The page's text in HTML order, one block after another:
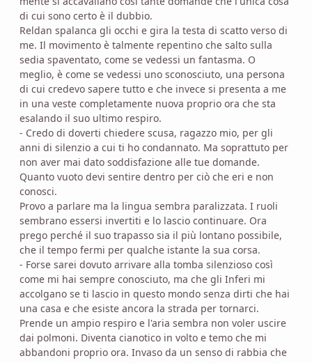
di cui sono certo è il dubbio.
Reldan spalanca gli occhi e gira la testa di scatto verso di
me. Il movimento è talmente repentino che salto sulla
sedia spaventato, come se vedessi un fantasma. O
meglio, è come se vedessi uno sconosciuto, una persona
di cui credevo sapere tutto e che invece si presenta a me
in una veste completamente nuova proprio ora che sta
esalando il suo ultimo respiro.
- Credo di doverti chiedere scusa, ragazzo mio, per gli
anni di silenzio a cui ti ho condannato. Ma soprattuto per
non aver mai dato soddisfazione alle tue domande.
Quanto vuoto devi sentire dentro per ciò che eri e non
conosci.
Provo a parlare ma la lingua sembra paralizzata. I ruoli
sembrano essersi invertiti e lo lascio continuare. Ora
prego perché il suo trapasso sia il più lontano possibile,
che il tempo fermi per qualche istante la sua corsa.
- Forse sarei dovuto arrivare alla tomba silenzioso così
come mi hai sempre conosciuto, ma che gli Inferi mi
accolgano se ti lascio in questo mondo senza dirti che hai
una casa e che esiste ancora la strada per tornarci.
Prende un ampio respiro e l'aria sembra non voler uscire
dai polmoni. Diventa cianotico in volto e temo che mi
abbandoni proprio ora. Invaso da un senso di rabbia che